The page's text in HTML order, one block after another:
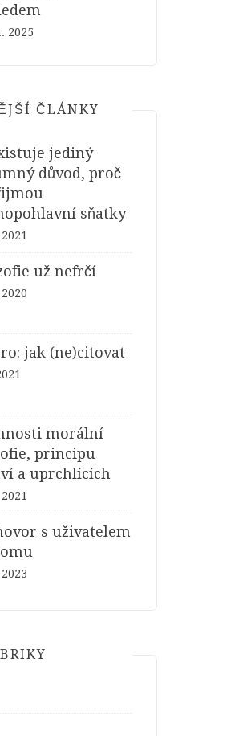
2025
ČLÁNKY
jediný
důvod, proč
sňatky
už nefrčí
jak (ne)citovat
morální
principu
a uprchlících
s uživatelem